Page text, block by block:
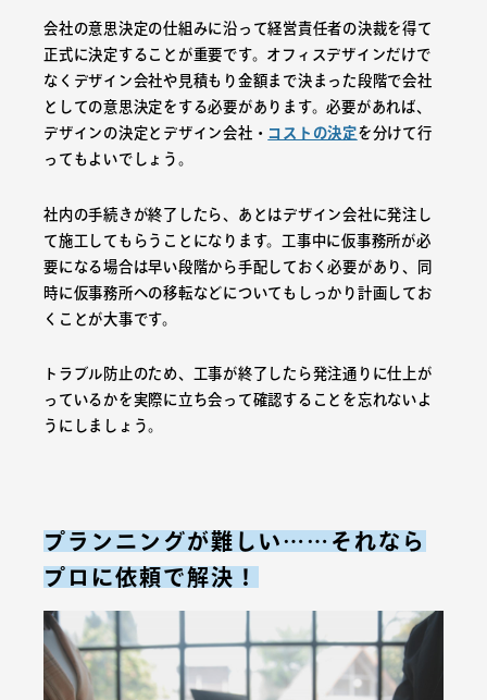
会社の意思決定の仕組みに沿って経営責任者の決裁を得て
正式に決定することが重要です。オフィスデザインだけで
なくデザイン会社や見積もり金額まで決まった段階で会社
としての意思決定をする必要があります。必要があれば、
デザインの決定とデザイン会社・ コストの決定を分けて行
ってもよいでしょう。
社内の手続きが終了したら、あとはデザイン会社に発注し
て施工してもらうことになります。工事中に仮事務所が必
要になる場合は早い段階から手配しておく必要があり、同
時に仮事務所への移転などについてもしっかり計画してお
くことが大事です。
トラブル防止のため、工事が終了したら発注通りに仕上が
っているかを実際に立ち会って確認することを忘れないよ
うにしましょう。
プランニングが難しい……それなら
プロに依頼で解決！